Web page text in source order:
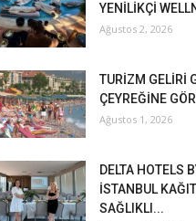
YENİLİKÇİ
Ağustos 2, 2026
TURİZM GELİRİ
ÇEYREĞİNE
Ağustos 1, 2026
DELTA HOTELS
İSTANBUL
SAĞLIKLI...